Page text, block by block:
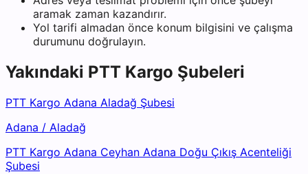
aramak zaman kazandırır.
Yol tarifi almadan önce konum bilgisini ve çalışma
durumunu doğrulayın.
Yakındaki PTT Kargo Şubeleri
PTT Kargo Adana Aladağ Şubesi
Adana / Aladağ
PTT Kargo Adana Ceyhan Adana Doğu Çıkış Acenteliği
Şubesi